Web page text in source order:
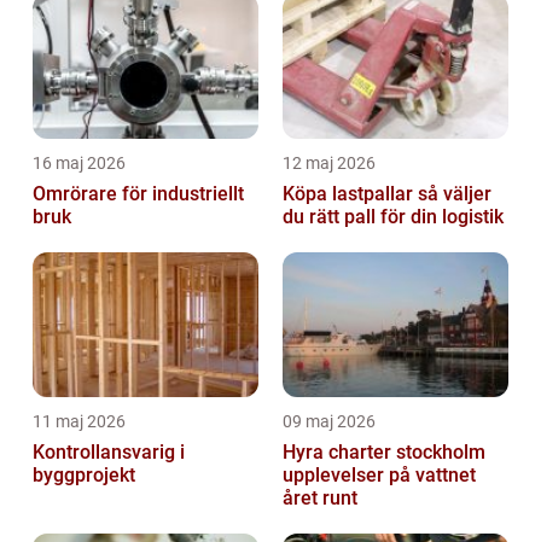
16 maj 2026
Omrörare för industriellt
bruk
12 maj 2026
Köpa lastpallar så väljer
du rätt pall för din logistik
11 maj 2026
Kontrollansvarig i
byggprojekt
09 maj 2026
Hyra charter stockholm
upplevelser på vattnet
året runt